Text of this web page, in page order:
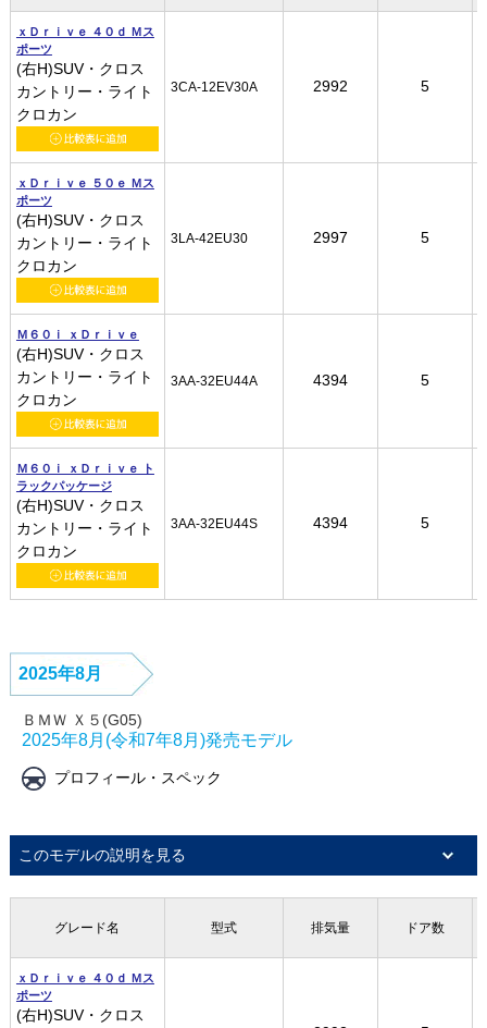
ｘＤｒｉｖｅ ４０ｄ Ｍス
ポーツ
(右H)SUV・クロス
カントリー・ライト
クロカン
3CA-12EV30A 2992 5
ｘＤｒｉｖｅ ５０ｅ Ｍス
ポーツ
(右H)SUV・クロス
カントリー・ライト
クロカン
3LA-42EU30 2997 5
Ｍ６０ｉ ｘＤｒｉｖｅ
(右H)SUV・クロス
カントリー・ライト
クロカン
3AA-32EU44A 4394 5
Ｍ６０ｉ ｘＤｒｉｖｅ ト
ラックパッケージ
(右H)SUV・クロス
カントリー・ライト
クロカン
3AA-32EU44S 4394 5
ｘＤｒｉｖｅ ４０ｄ Ｍス
ポーツ
(右H)SUV・クロス
カントリー・ライト
クロカン
3CA-12EV30A 2992 5
ｘＤｒｉｖｅ ５０ｅ Ｍス
ポーツ
(右H)SUV・クロス
カントリー・ライト
クロカン
3LA-42EU30 2997 5
Ｍ６０ｉ ｘＤｒｉｖｅ
(右H)SUV・クロス
カントリー・ライト
クロカン
3AA-32EU44A 4394 5
Ｍ６０ｉ ｘＤｒｉｖｅ ト
ラックパッケージ
(右H)SUV・クロス
カントリー・ライト
クロカン
3AA-32EU44S 4394 5
ｘＤｒｉｖｅ ４０ｄ Ｍス
ポーツ
(右H)SUV・クロス
カントリー・ライト
クロカン
3CA-12EV30A 2992 5
ｘＤｒｉｖｅ ５０ｅ Ｍス
ポーツ
(右H)SUV・クロス
カントリー・ライト
クロカン
3LA-42EU30 2997 5
Ｍ６０ｉ ｘＤｒｉｖｅ
(右H)SUV・クロス
カントリー・ライト
クロカン
3AA-32EU44A 4394 5
Ｍ６０ｉ ｘＤｒｉｖｅ ト
ラックパッケージ
(右H)SUV・クロス
カントリー・ライト
クロカン
3AA-32EU44S 4394 5
ｘＤｒｉｖｅ ４０ｄ Ｍス
ポーツ
(右H)SUV・クロス
カントリー・ライト
クロカン
3CA-12EV30A 2992 5
ｘＤｒｉｖｅ ５０ｅ Ｍス
ポーツ
(右H)SUV・クロス
カントリー・ライト
クロカン
3LA-42EU30 2997 5
Ｍ６０ｉ ｘＤｒｉｖｅ
(右H)SUV・クロス
カントリー・ライト
クロカン
3AA-32EU44A 4394 5
Ｍ６０ｉ ｘＤｒｉｖｅ ト
ラックパッケージ
(右H)SUV・クロス
カントリー・ライト
クロカン
3AA-32EU44S 4394 5
2025年8月
ＢＭＷ Ｘ５(G05)
2025年8月(令和7年8月)発売モデル
プロフィール・スペック
このモデルの説明を見る
グレード名 型式 排気量 ドア数
ｘＤｒｉｖｅ ４０ｄ Ｍス
ポーツ
(右H)SUV・クロス
グレード名 型式 排気量 ドア数
ｘＤｒｉｖｅ ４０ｄ Ｍス
ポーツ
(右H)SUV・クロス
グレード名 型式 排気量 ドア数
ｘＤｒｉｖｅ ４０ｄ Ｍス
ポーツ
(右H)SUV・クロス
グレード名 型式 排気量 ドア数
ｘＤｒｉｖｅ ４０ｄ Ｍス
ポーツ
(右H)SUV・クロス